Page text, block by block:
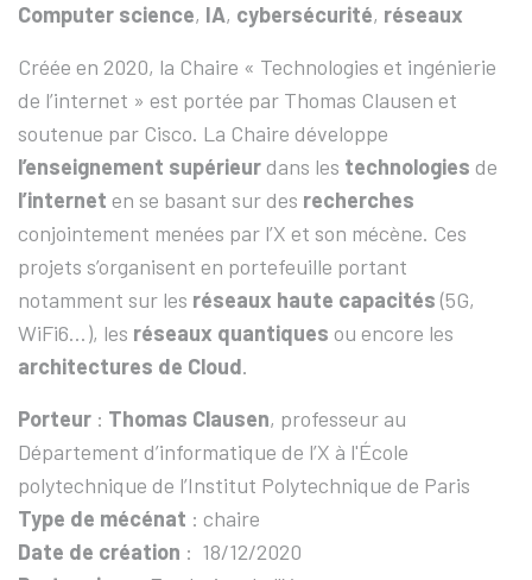
Computer science, IA, cybersécurité, réseaux
Créée en 2020, la Chaire « Technologies et ingénierie
de l’internet » est portée par Thomas Clausen et
soutenue par Cisco. La Chaire développe
l’enseignement supérieurdans les technologies de
l’internet en se basant sur des recherches
conjointement menées par l’X et son mécène. Ces
projets s’organisent en portefeuille portant
notamment sur les réseaux haute capacités(5G,
WiFi6…), les réseaux quantiques ou encore les
architectures de Cloud.
Porteur : Thomas Clausen, professeur au
Département d’informatique de l’X à l'École
polytechnique de l’Institut Polytechnique de Paris
Type de mécénat : chaire
Date de création : 18/12/2020